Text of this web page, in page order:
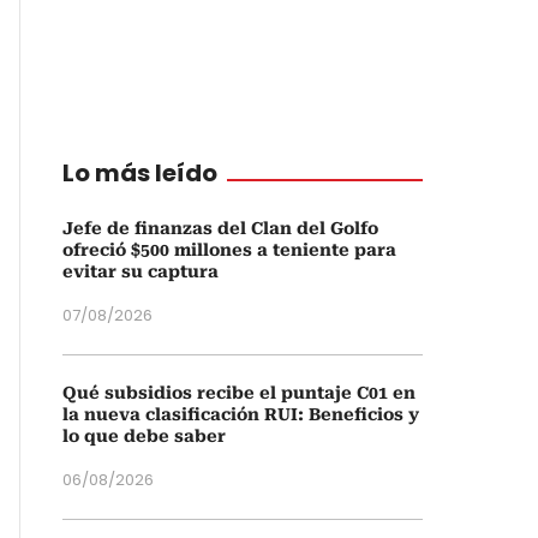
Lo más leído
Jefe de finanzas del Clan del Golfo
ofreció $500 millones a teniente para
evitar su captura
07/08/2026
Qué subsidios recibe el puntaje C01 en
la nueva clasificación RUI: Beneficios y
lo que debe saber
06/08/2026